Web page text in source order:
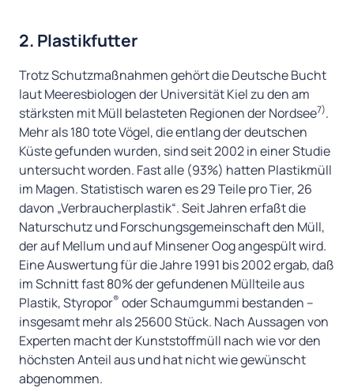
2. Plastikfutter
Trotz Schutzmaßnahmen gehört die Deutsche Bucht
laut Meeresbiologen der Universität Kiel zu den am
stärksten mit Müll belasteten Regionen der Nordsee7).
Mehr als 180 tote Vögel, die entlang der deutschen
Küste gefunden wurden, sind seit 2002 in einer Studie
untersucht worden. Fast alle (93%) hatten Plastikmüll
im Magen. Statistisch waren es 29 Teile pro Tier, 26
davon „Verbraucherplastik“. Seit Jahren erfaßt die
Naturschutz und Forschungsgemeinschaft den Müll,
der auf Mellum und auf Minsener Oog angespült wird.
Eine Auswertung für die Jahre 1991 bis 2002 ergab, daß
im Schnitt fast 80% der gefundenen Müllteile aus
Plastik, Styropor® oder Schaumgummi bestanden –
insgesamt mehr als 25600 Stück. Nach Aussagen von
Experten macht der Kunststoffmüll nach wie vor den
höchsten Anteil aus und hat nicht wie gewünscht
abgenommen.